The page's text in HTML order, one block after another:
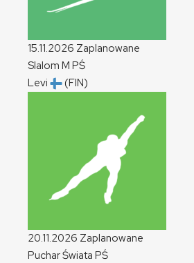
15.11.2026 Zaplanowane
Slalom M PŚ
Levi
(FIN)
20.11.2026 Zaplanowane
Puchar Świata PŚ